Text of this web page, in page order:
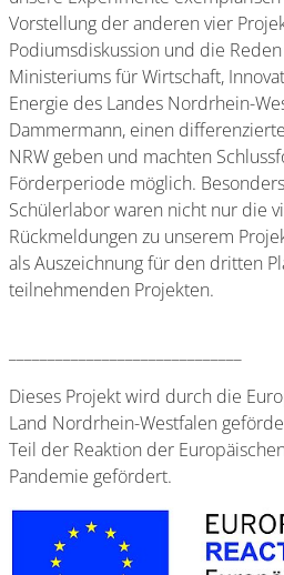
Vorstellung der anderen vier
Podiumsdiskussion und die
Ministeriums für Wirtschaft,
Energie des Landes Nordrhein-
Dammermann, einen
NRW geben und machten
Förderperiode möglich.
Schülerlabor waren nicht nur die
Rückmeldungen zu unserem
als Auszeichnung für den dritten
teilnehmenden Projekten.
Dieses Projekt wird durch die
Land Nordrhein-Westfalen
Teil der Reaktion der
Pandemie gefördert.